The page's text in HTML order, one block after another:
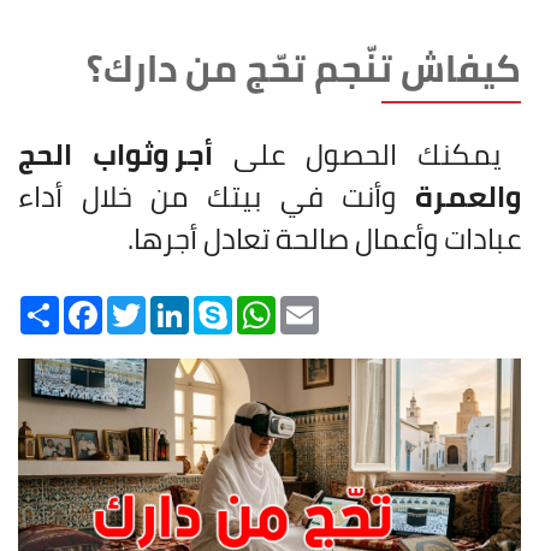
كيفاش تنّجم تحّج من دارك؟
يمكنك الحصول على أجر وثواب الحج
والعمرة وأنت في بيتك من خلال أداء
عبادات وأعمال صالحة تعادل أجرها.
Share
FacebookTwitterLinkedInSkype
WhatsAppEmail